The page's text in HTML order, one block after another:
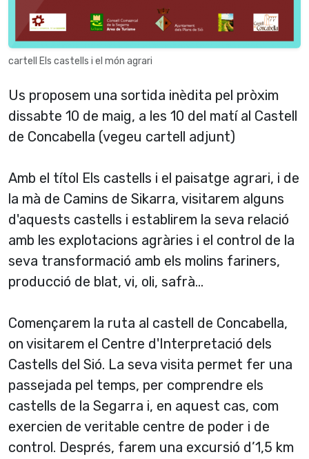
cartell Els castells i el món agrari
Us proposem una sortida inèdita pel pròxim
dissabte 10 de maig, a les 10 del matí al Castell
de Concabella (vegeu cartell adjunt)
Amb el títol Els castells i el paisatge agrari, i de
la mà de Camins de Sikarra, visitarem alguns
d'aquests castells i establirem la seva relació
amb les explotacions agràries i el control de la
seva transformació amb els molins fariners,
producció de blat, vi, oli, safrà...
Començarem la ruta al castell de Concabella,
on visitarem el Centre d'Interpretació dels
Castells del Sió. La seva visita permet fer una
passejada pel temps, per comprendre els
castells de la Segarra i, en aquest cas, com
exercien de veritable centre de poder i de
control. Després, farem una excursió d’1,5 km